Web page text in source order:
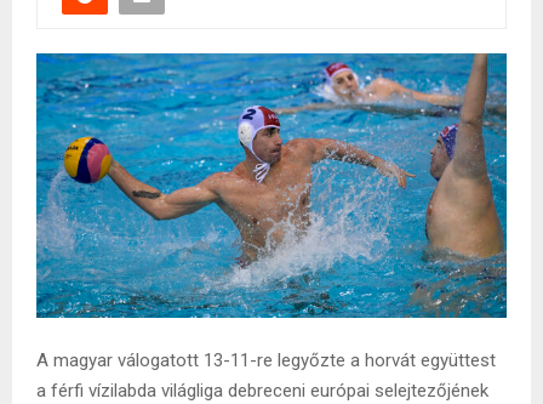
A magyar válogatott 13-11-re legyőzte a horvát együttest
a férfi vízilabda világliga debreceni európai selejtezőjének